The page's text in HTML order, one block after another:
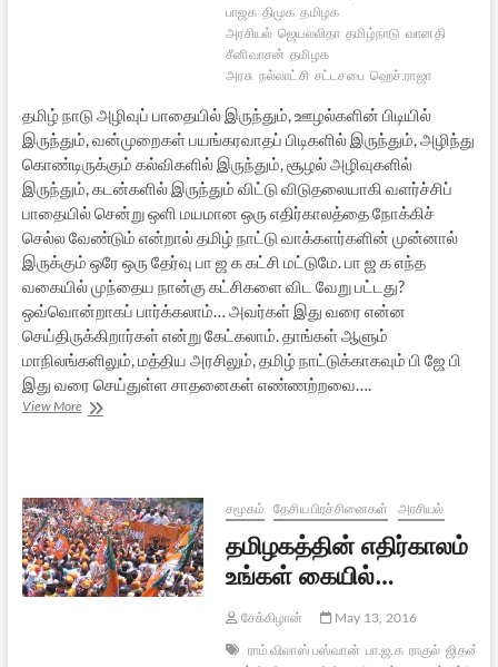
பாஜக திமுக தமிழக
அரசியல் ஜெயலலிதா தமிழ்நாடு வானதி
சீனிவாசன் தமிழக
அரசு நல்லாட்சி சட்டசபை ஹெச்.ராஜா
தமிழ் நாடு அழிவுப் பாதையில் இருந்தும், ஊழல்களின் பிடியில்
இருந்தும், வன்முறைகள் பயங்கரவாதப் பிடிகளில் இருந்தும், அழிந்து
கொண்டிருக்கும் கல்விகளில் இருந்தும், சூழல் அழிவுகளில்
இருந்தும், கடன்களில் இருந்தும் விட்டு விடுதலையாகி வளர்ச்சிப்
பாதையில் சென்று ஒளி மயமான ஒரு எதிர்காலத்தை நோக்கிச்
செல்ல வேண்டும் என்றால் தமிழ் நாட்டு வாக்களர்களின் முன்னால்
இருக்கும் ஒரே ஒரு தேர்வு பா ஜ க கட்சி மட்டுமே. பா ஜ க எந்த
வகையில் முந்தைய நான்கு கட்சிகளை விட வேறு பட்டது?
ஒவ்வொன்றாகப் பார்க்கலாம்… அவர்கள் இது வரை என்ன
செய்திருக்கிறார்கள் என்று கேட்கலாம். தாங்கள் ஆளும்
மாநிலங்களிலும், மத்திய அரசிலும், தமிழ் நாட்டுக்காகவும் பி ஜே பி
இது வரை செய்துள்ள சாதனைகள் எண்ணற்றவை….
View Moreதமிழக
–
4
(வேண்டும்
பா.ஜ.க)
சமூகம் தேசிய பிரச்சினைகள் அரசியல்
தமிழகத்தின் எதிர்காலம்
உங்கள் கையில்…
சேக்கிழான்
May 13, 2016
ராம் விலாஸ் பஸ்வான் பா.ஜ.க ராகுல்